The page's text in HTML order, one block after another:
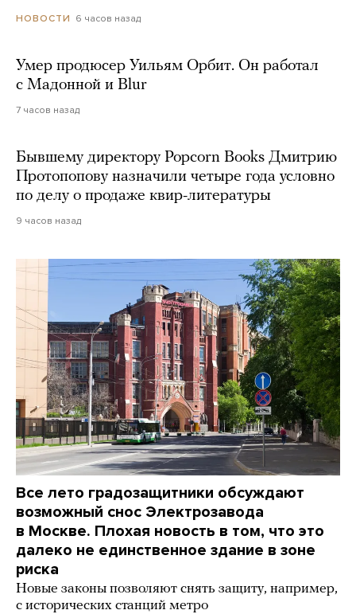
НОВОСТИ 6 часов назад
Умер продюсер Уильям Орбит. Он работал
с Мадонной и Blur
7 часов назад
Бывшему директору Popcorn Books Дмитрию
Протопопову назначили четыре года условно
по делу о продаже квир-литературы
9 часов назад
Все лето градозащитники обсуждают
возможный снос Электрозавода
в Москве. Плохая новость в том, что это
далеко не единственное здание в зоне
риска
Новые законы позволяют снять защиту, например,
с исторических станций метро